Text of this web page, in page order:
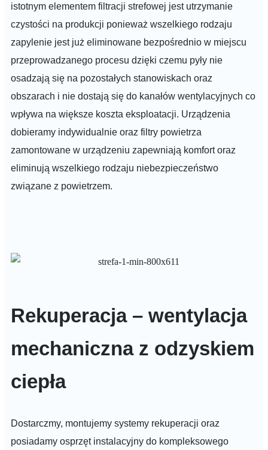
istotnym elementem filtracji strefowej jest utrzymanie
czystości na produkcji ponieważ wszelkiego rodzaju
zapylenie jest już eliminowane bezpośrednio w miejscu
przeprowadzanego procesu dzięki czemu pyły nie
osadzają się na pozostałych stanowiskach oraz
obszarach i nie dostają się do kanałów wentylacyjnych co
wpływa na większe koszta eksploatacji. Urządzenia
dobieramy indywidualnie oraz filtry powietrza
zamontowane w urządzeniu zapewniają komfort oraz
eliminują wszelkiego rodzaju niebezpieczeństwo
związane z powietrzem.
Rekuperacja – wentylacja
mechaniczna z odzyskiem
ciepła
Dostarczmy, montujemy systemy rekuperacji oraz
posiadamy osprzęt instalacyjny do kompleksowego